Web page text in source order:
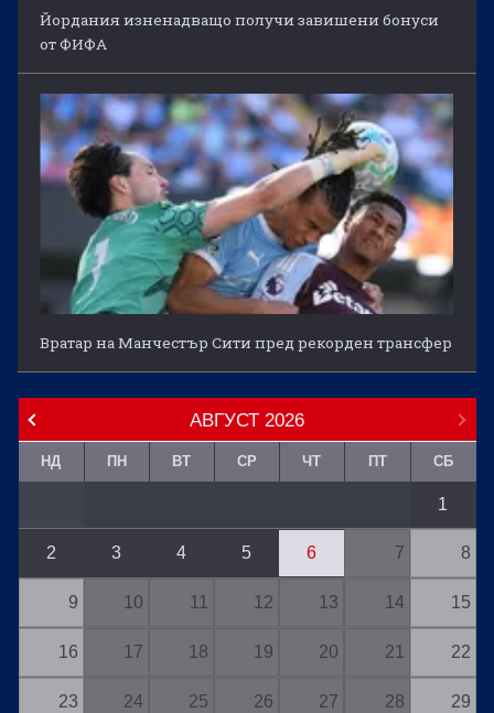
Йордания изненадващо получи завишени бонуси
от ФИФА
Вратар на Манчестър Сити пред рекорден трансфер
АВГУСТ 2026
НД ПН ВТ СР ЧТ ПТ СБ
1
2 3 4 5 6 7 8
9 10 11 12 13 14 15
16 17 18 19 20 21 22
23 24 25 26 27 28 29